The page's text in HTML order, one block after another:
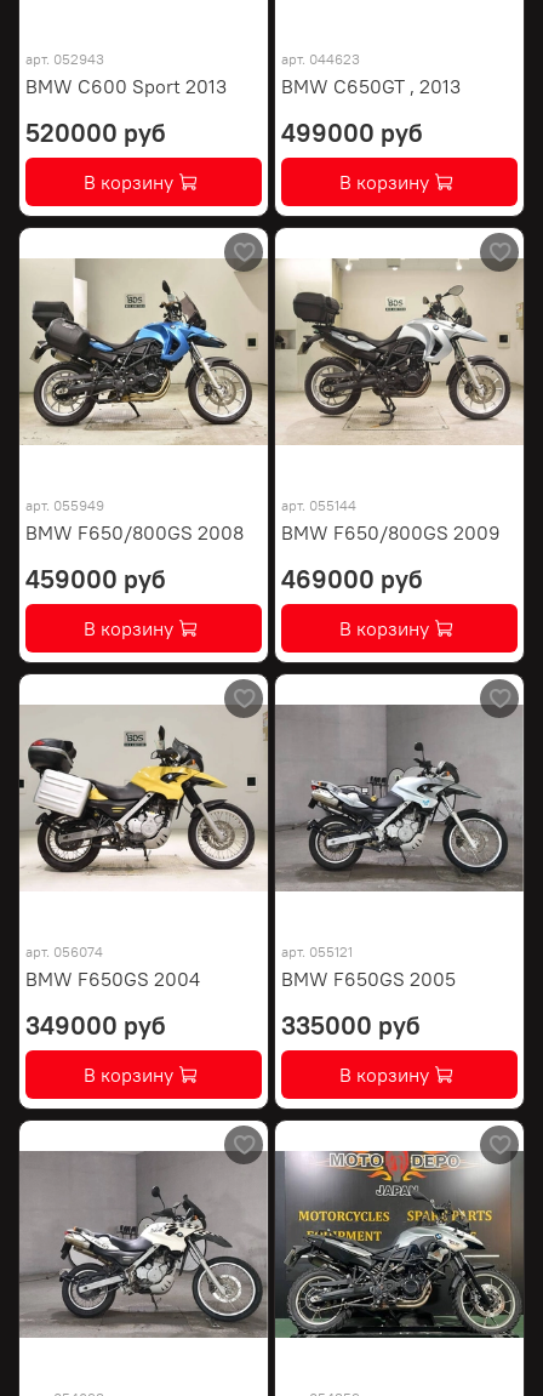
арт. 052943
BMW C600 Sport 2013
520000 руб
В корзину
арт. 044623
BMW C650GT , 2013
499000 руб
В корзину
арт. 055949
BMW F650/800GS 2008
459000 руб
В корзину
арт. 055144
BMW F650/800GS 2009
469000 руб
В корзину
арт. 056074
BMW F650GS 2004
349000 руб
В корзину
арт. 055121
BMW F650GS 2005
335000 руб
В корзину